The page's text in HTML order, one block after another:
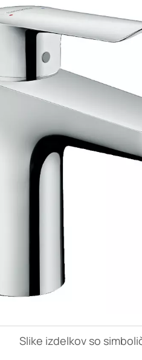
Slike izdelkov so
izkušnjo. Nekatere
informacij in
tega spletnega
Obvezni piškotki
Ti piškotki so nujni
so nastavljeni samo
zasebnosti, prijava
vas opozori na njih.
Piškotki za
našega spletnega
opazujemo, kako se
anonimni. Če
Piškotki za ciljno
Te piškotke
izdelavo profila vaših